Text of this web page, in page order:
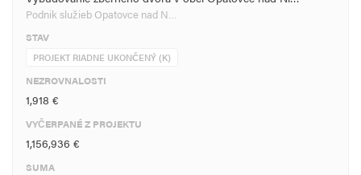
Podnik služieb Opatovce nad N…
STAV
PROJEKT RIADNE UKONČENÝ (K)
NEZROVNALOSTI
1,918 €
VYČERPANÉ Z PROJEKTU
1,156,936 €
SUMA